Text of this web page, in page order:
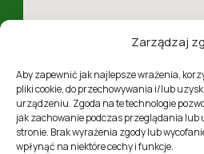
Zarządzaj
Aby zapewnić jak najlepsze wrażenia,
pliki cookie, do przechowywania i/lub
urządzeniu. Zgoda na te technologie
jak zachowanie podczas przeglądania
stronie. Brak wyrażenia zgody lub
wpłynąć na niektóre cechy i funkcje.
ul. 1 Maja 4, 37-310 Nowa